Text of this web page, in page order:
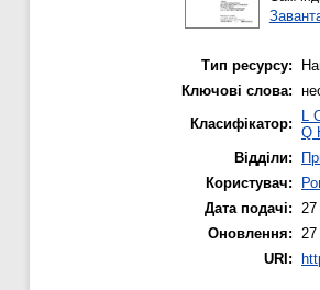
Тип ресурсу:
Ключові слова:
Класифікатор:
L
Q
Відділи:
Користувач:
Дата подачі: 27
Оновлення: 27
URI: